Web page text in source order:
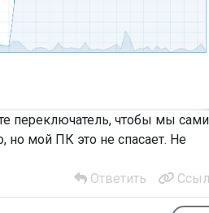
переключатель, чтобы мы сами
но мой ПК это не спасает. Не
Ответить